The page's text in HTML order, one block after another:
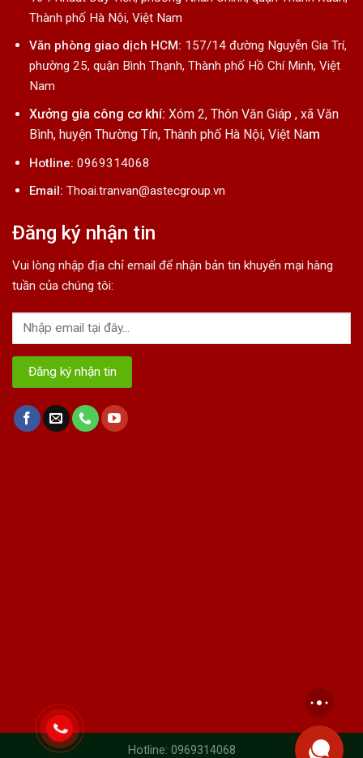
Thành phố Hà Nội, Việt Nam
Văn phòng giao dịch HCM: 157/14 đường Nguyễn Gia Trí,
phường 25, quận Bình Thạnh, Thành phố Hồ Chí Minh, Việt
Nam
Xưởng gia công cơ khí: Xóm 2, Thôn Văn Giáp , xã Văn
Bình, huyện Thường Tín, Thành phố Hà Nội, Việt Nam
Hotline: 0969314068
Email: Thoai.tranvan@astecgroup.vn
Đăng ký nhận tin
Vui lòng nhập địa chỉ email để nhận bản tin khuyến mại hàng
tuần của chúng tôi:
Hotline: 0969314068